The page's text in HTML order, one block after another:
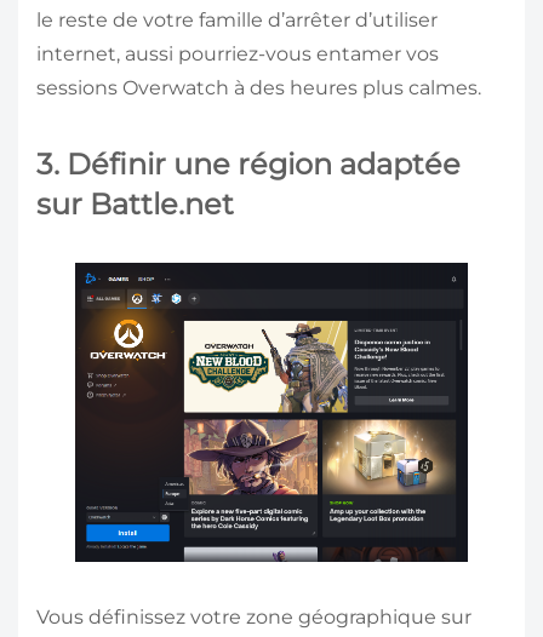
le reste de votre famille d’arrêter d’utiliser
internet, aussi pourriez-vous entamer vos
sessions Overwatch à des heures plus calmes.
3. Définir une région adaptée
sur Battle.net
Vous définissez votre zone géographique sur